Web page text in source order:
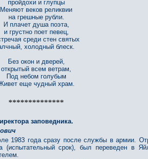
пройдохи и глупцы
Меняют веков реликвии
на грешные рубли.
И плачет душа поэта,
и грустно поет певец,
среди стен святых
холодный блеск.
Без окон и дверей,
открытый всем ветрам,
Под небом голубым
еще чудный храм.
**************
заповедника.
1983 года сразу после службы в армии.
(испытательный срок), был переведен в